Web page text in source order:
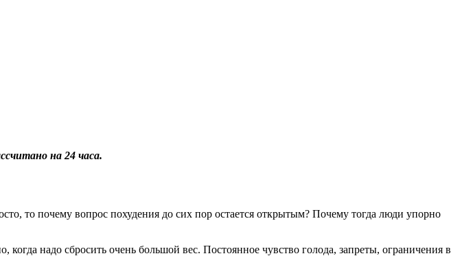
на 24 часа.
то почему вопрос похудения до сих пор остается открытым? Почему тогда люди упорно
надо сбросить очень большой вес. Постоянное чувство голода, запреты, ограничения в